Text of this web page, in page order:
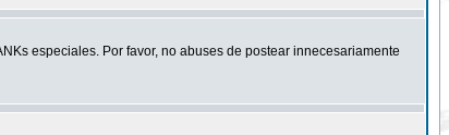
especiales. Por favor, no abuses de postear innecesariamente